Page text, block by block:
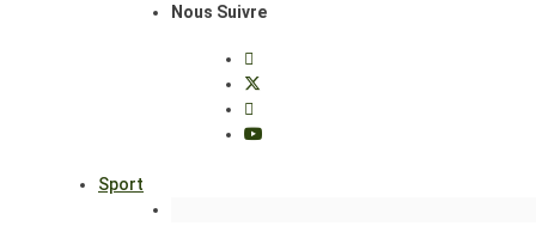
Nous Suivre
Sport